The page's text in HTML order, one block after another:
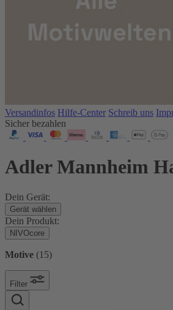
Versandinfos Hilfe-Center Schreib uns
Sicher bezahlen
Adler Mannheim
Dein Gerät:
Gerät wählen
Dein Produkt:
NIVOcore
Motive (15)
Filter